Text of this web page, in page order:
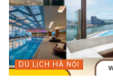
DU LỊCH HÀ NỘI